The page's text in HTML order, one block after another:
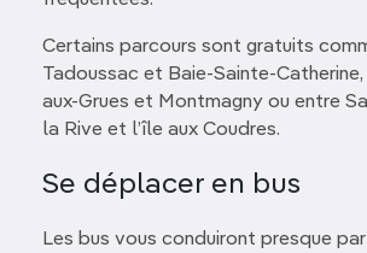
Certains parcours sont gratuits
Tadoussac et Baie-Sainte-Catherine,
aux-Grues et Montmagny ou entre
la Rive et l’île aux Coudres.
Se déplacer en bus
Les bus vous conduiront presque